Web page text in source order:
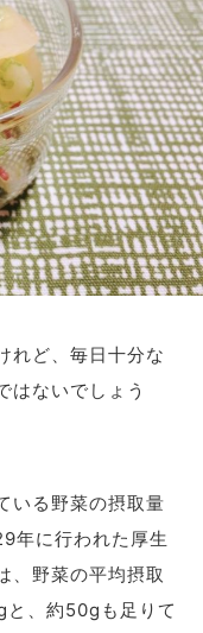
目のご利益
スポット
アニン #対策
の健康
#ドライアイ
ック
#目を鍛える方法
れど、毎日十分な
はないでしょう
いる野菜の摂取量
年に行われた厚生
、野菜の平均摂取
、約50gも足りて